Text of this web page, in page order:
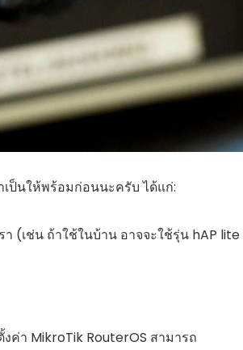
ป็นให้พร้อมก่อนนะครับ ได้แก่:
(เช่น ถ้าใช้ในบ้าน อาจจะใช้รุ่น hAP lite
า MikroTik RouterOS สามารถ